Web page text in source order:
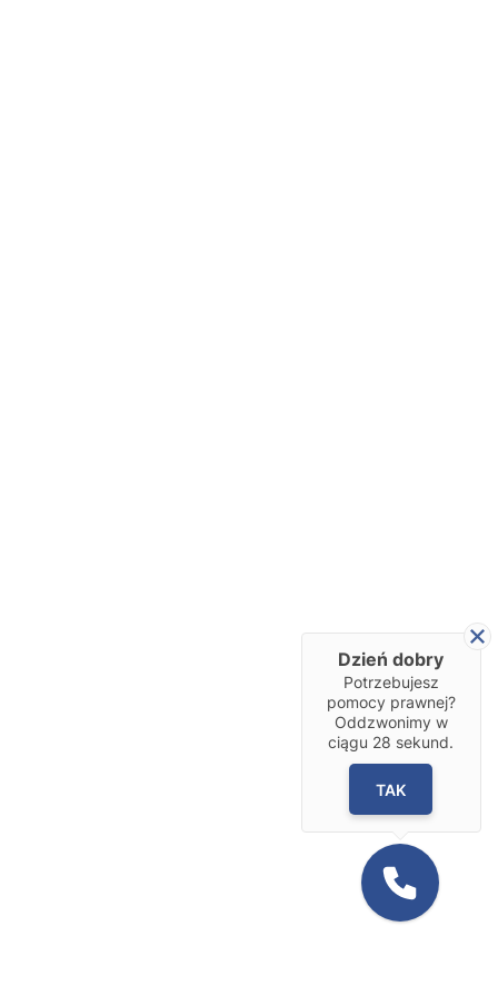
Dzień dobry
Potrzebujesz
pomocy prawnej?
Oddzwonimy w
ciągu 28 sekund.
TAK